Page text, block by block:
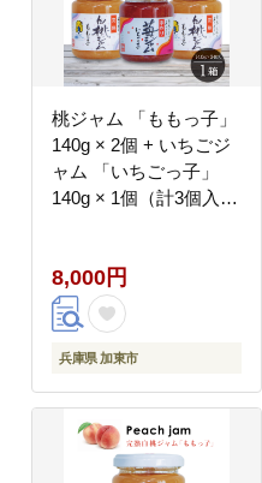
桃ジャム 「ももっ子」
140g × 2個 + いちごジ
ャム 「いちごっ子」
140g × 1個（計3個入
ム トースト 朝食 フル
ーツソース ]
8,000円
兵庫県 加東市